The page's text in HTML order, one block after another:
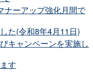
ナーアップ強化月間で
た(令和8年4月11日)
キャンペーンを実施し
す